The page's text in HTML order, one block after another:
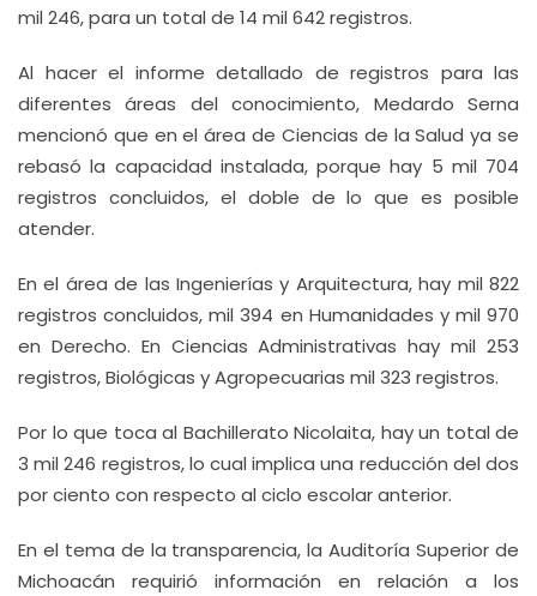
mil 246, para un total de 14 mil 642 registros.
Al hacer el informe detallado de registros para las
diferentes áreas del conocimiento, Medardo Serna
mencionó que en el área de Ciencias de la Salud ya se
rebasó la capacidad instalada, porque hay 5 mil 704
registros concluidos, el doble de lo que es posible
atender.
En el área de las Ingenierías y Arquitectura, hay mil 822
registros concluidos, mil 394 en Humanidades y mil 970
en Derecho. En Ciencias Administrativas hay mil 253
registros, Biológicas y Agropecuarias mil 323 registros.
Por lo que toca al Bachillerato Nicolaita, hay un total de
3 mil 246 registros, lo cual implica una reducción del dos
por ciento con respecto al ciclo escolar anterior.
En el tema de la transparencia, la Auditoría Superior de
Michoacán requirió información en relación a los